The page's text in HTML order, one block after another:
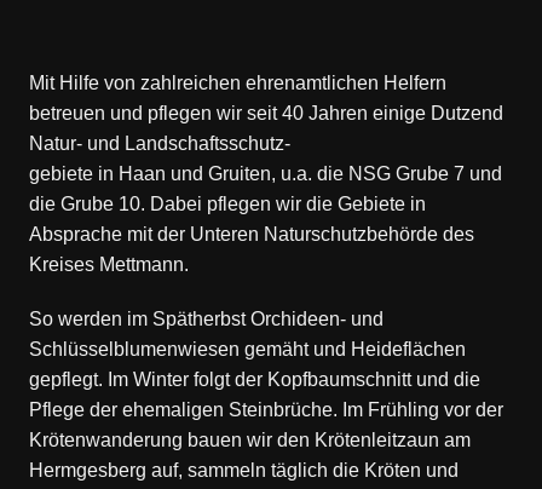
Mit Hilfe von zahlreichen ehrenamtlichen Helfern
betreuen und pflegen wir seit 40 Jahren einige Dutzend
Natur- und Landschaftsschutz-
gebiete in Haan und Gruiten, u.a. die NSG Grube 7 und
die Grube 10. Dabei pflegen wir die Gebiete in
Absprache mit der Unteren Naturschutzbehörde des
Kreises Mettmann.
So werden im Spätherbst Orchideen- und
Schlüsselblumenwiesen gemäht und Heideflächen
gepflegt. Im Winter folgt der Kopfbaumschnitt und die
Pflege der ehemaligen Steinbrüche. Im Frühling vor der
Krötenwanderung bauen wir den Krötenleitzaun am
Hermgesberg auf, sammeln täglich die Kröten und